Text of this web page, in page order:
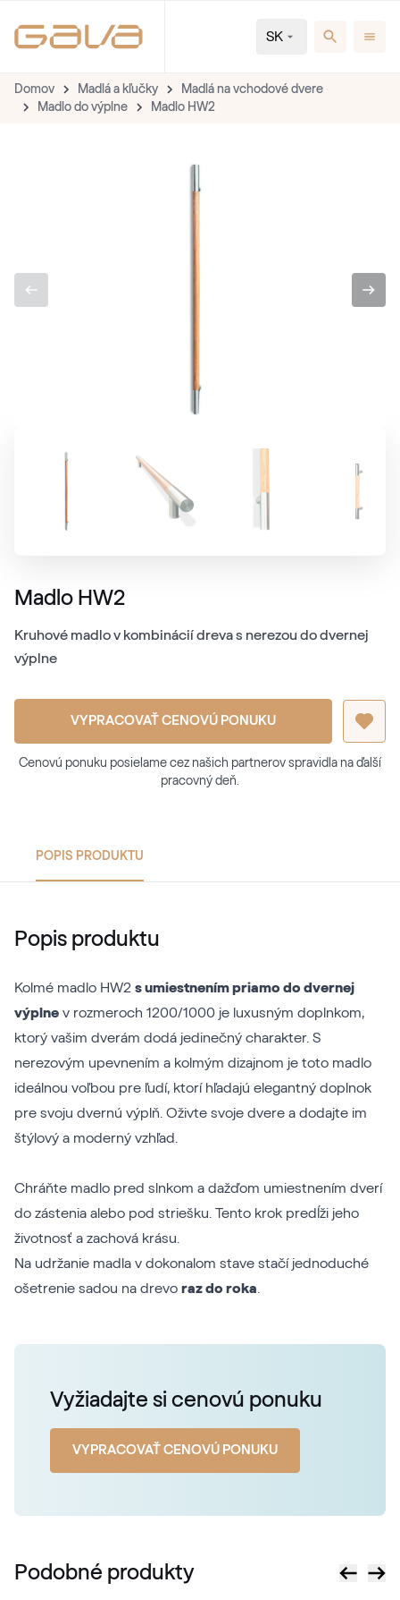
SK
Domov Madlá a kľučky
Madlá na vchodové dvere
Madlo do výplne
Madlo HW2
Madlo HW2
Kruhové madlo v kombinácií dreva s nerezou do dvernej
výplne
VYPRACOVAŤ CENOVÚ PONUKU
Cenovú ponuku posielame cez našich partnerov spravidla na ďalší
pracovný deň.
POPIS PRODUKTU
Popis produktu
Kolmé madlo HW2 s umiestnením priamo do dvernej
výplne v rozmeroch 1200/1000 je luxusným doplnkom,
ktorý vašim dverám dodá jedinečný charakter. S
nerezovým upevnením a kolmým dizajnom je toto madlo
ideálnou voľbou pre ľudí, ktorí hľadajú elegantný doplnok
pre svoju dvernú výplň. Oživte svoje dvere a dodajte im
štýlový a moderný vzhľad.
Chráňte madlo pred slnkom a dažďom umiestnením dverí
do zástenia alebo pod striešku. Tento krok predĺži jeho
životnosť a zachová krásu.
Na udržanie madla v dokonalom stave stačí jednoduché
ošetrenie sadou na drevo raz do roka
Vyžiadajte si cenovú ponuku
VYPRACOVAŤ CENOVÚ PONUKU
Podobné produkty